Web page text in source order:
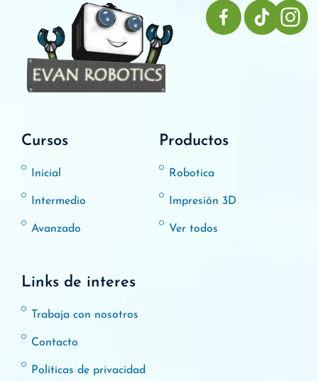
Cursos
Inicial
Intermedio
Avanzado
Productos
Robotica
Impresión 3D
Ver todos
Links de interes
Trabaja con nosotros
Contacto
Políticas de privacidad